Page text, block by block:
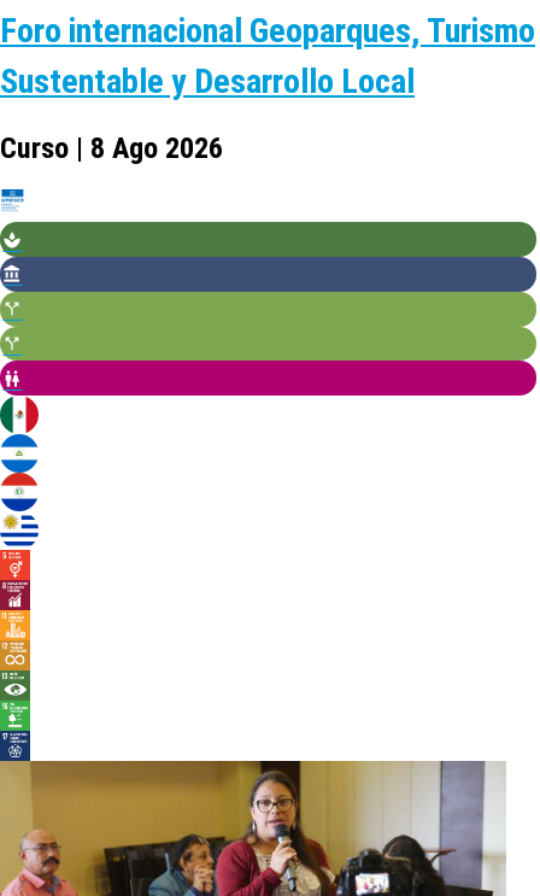
Foro internacional Geoparques, Turismo
Sustentable y Desarrollo Local
Curso | 8 Ago 2026